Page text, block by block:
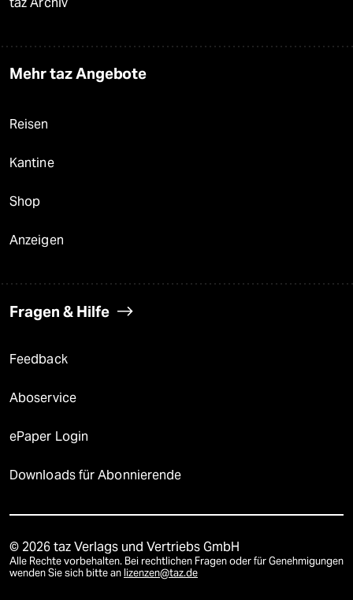
Mehr taz Angebote
Reisen
Kantine
Shop
Anzeigen
Fragen & Hilfe
Feedback
Aboservice
ePaper Login
Downloads für Abonnierende
© 2026 taz Verlags und Vertriebs GmbH
Alle Rechte vorbehalten. Bei rechtlichen Fragen oder für Genehmigungen
wenden Sie sich bitte an lizenzen@taz.de